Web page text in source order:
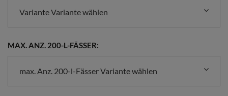
Variante Variante wählen
MAX. ANZ. 200-L-FÄSSER:
max. Anz. 200-l-Fässer Variante wählen